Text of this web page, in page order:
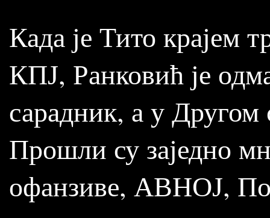
Када је Тито крајем
КПЈ, Ранковић је
сарадник, а у Другом
Прошли су заједно
офанзиве, АВНОЈ,